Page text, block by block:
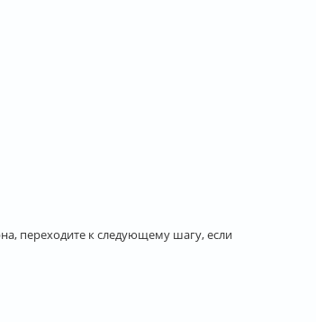
переходите к следующему шагу, если